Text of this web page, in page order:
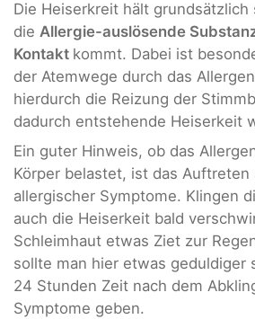
Die Heiserkreit hält grundsätzlich
die Allergie-auslösende
Kontakt kommt. Dabei ist
der Atemwege durch das
hierdurch die Reizung der
dadurch entstehende Heiserkeit
Ein guter Hinweis, ob das
Körper belastet, ist das Auftreten
allergischer Symptome. Klingen
auch die Heiserkeit bald
Schleimhaut etwas Ziet zur
sollte man hier etwas geduldiger
24 Stunden Zeit nach dem
Symptome geben.